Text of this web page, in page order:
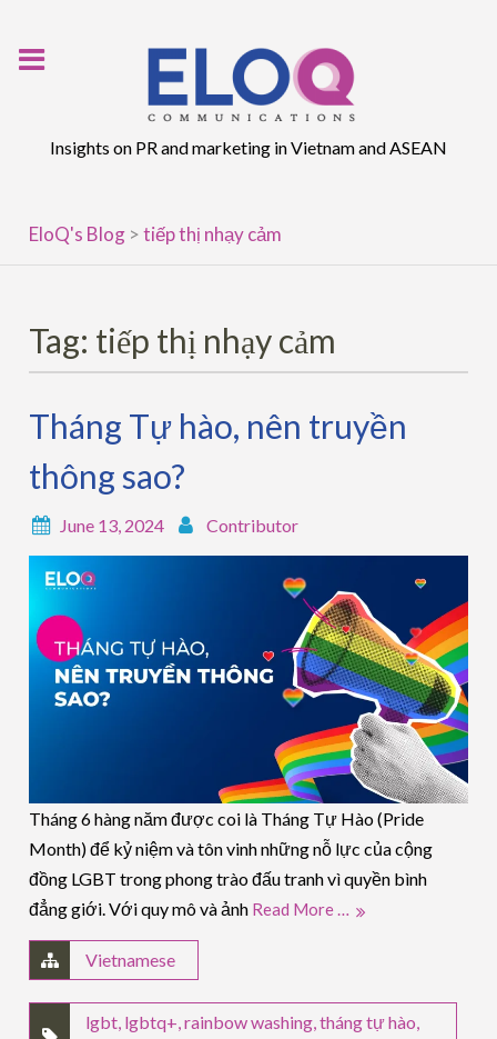
Insights on PR and marketing in Vietnam and ASEAN
EloQ's Blog >tiếp thị nhạy cảm
Tag: tiếp thị nhạy cảm
Tháng Tự hào, nên truyền
thông sao?
June 13, 2024 Contributor
Tháng 6 hàng năm được coi là Tháng Tự Hào (Pride
Month) để kỷ niệm và tôn vinh những nỗ lực của cộng
đồng LGBT trong phong trào đấu tranh vì quyền bình
đẳng giới. Với quy mô và ảnh Read More …
Vietnamese
lgbt lgbtq+ ,rainbow washing ,tháng tự hào